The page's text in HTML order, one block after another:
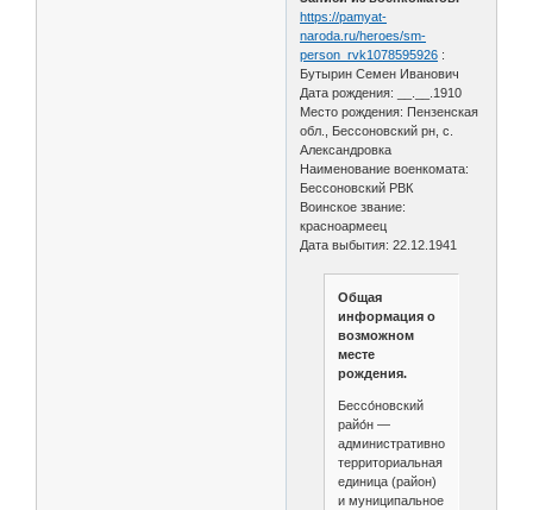
https://pamyat-
naroda.ru/heroes/sm-
person_rvk1078595926 :
Бутырин Семен Иванович
Дата рождения: __.__.1910
Место рождения: Пензенская
обл., Бессоновский рн, с.
Александровка
Наименование военкомата:
Бессоновский РВК
Воинское звание:
красноармеец
Дата выбытия: 22.12.1941
Общая
информация о
возможном
месте
рождения.
Бессо́новский
райо́н —
административно-
территориальная
единица (район)
и муниципальное